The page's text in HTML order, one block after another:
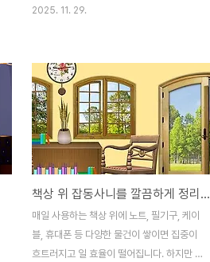
습니다. 누구나 자신만의 스타일을 표현할 수
있어요. 이번 글에서는 실용적이면서도 감성
적인 연출이 가능한 노하우를 함께 나눠보려
합니다.감성을 살리는 소품 선택과 배치좁은
공간에서는 소품 하나하나의 역할이 정말 중
요해요. 저는 따뜻한 무드등 하나만으로도 공
간의 분위기가 확 바뀌는 경험을 했어요. 특
히 은은한 노란빛의 조명은 마음까지 차분하
게 만들어줘요. 그리고 사진이나 엽서, 손글
씨 포스터 같은 감성적인 아이템..
2025. 11. 29.
책상 위 잡동사니를 깔끔하게 정리하는 습관
매일 사용하는 책상 위에 노트, 필기구, 케이
블, 휴대폰 등 다양한 물건이 쌓이면 집중이
흐트러지고 일 효율이 떨어집니다. 하지만 조